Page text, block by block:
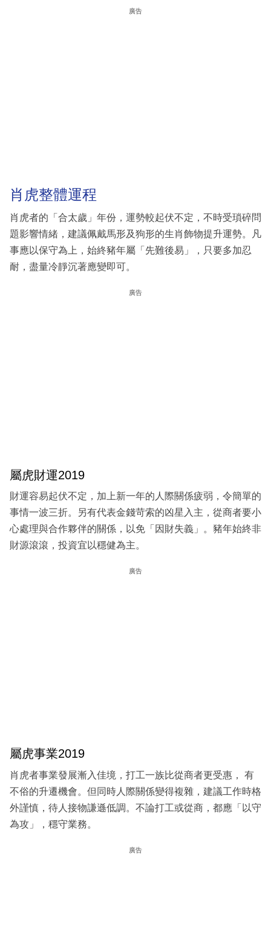
廣告
肖虎整體運程
肖虎者的「合太歲」年份，運勢較起伏不定，不時受瑣碎問
題影響情緒，建議佩戴馬形及狗形的生肖飾物提升運勢。凡
事應以保守為上，始終豬年屬「先難後易」，只要多加忍
耐，盡量冷靜沉著應變即可。
廣告
屬虎財運2019
財運容易起伏不定，加上新一年的人際關係疲弱，令簡單的
事情一波三折。另有代表金錢苛索的凶星入主，從商者要小
心處理與合作夥伴的關係，以免「因財失義」。豬年始終非
財源滾滾，投資宜以穩健為主。
廣告
屬虎事業2019
肖虎者事業發展漸入佳境，打工一族比從商者更受惠， 有
不俗的升遷機會。但同時人際關係變得複雜，建議工作時格
外謹慎，待人接物謙遜低調。不論打工或從商，都應「以守
為攻」，穩守業務。
廣告